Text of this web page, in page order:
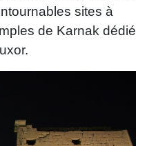
sites à
de Karnak dédié